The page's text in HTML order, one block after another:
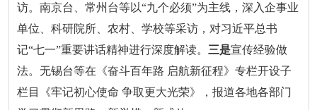
访。南京台、常州台等以“九个必须”为主线，深入企事业
单位、科研院所、农村、学校等采访，对习近平总书
记“七一”重要讲话精神进行深度解读。 三是宣传经验做
法。无锡台等在《奋斗百年路 启航新征程》专栏开设子
栏目《牢记初心使命 争取更大光荣》，报道各地各部门